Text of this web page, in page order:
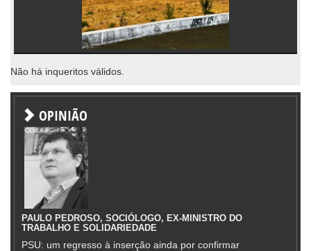
Não há inqueritos válidos.
OPINIÃO
PAULO PEDROSO, SOCIÓLOGO, EX-MINISTRO DO
TRABALHO E SOLIDARIEDADE
PSU: um regresso à inserção ainda por confirmar